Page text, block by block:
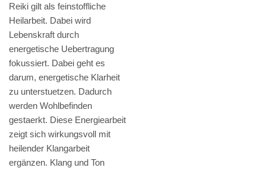
Reiki gilt als feinstoffliche
Heilarbeit. Dabei wird
Lebenskraft durch
energetische Uebertragung
fokussiert. Dabei geht es
darum, energetische Klarheit
zu unterstuetzen. Dadurch
werden Wohlbefinden
gestaerkt. Diese Energiearbeit
zeigt sich wirkungsvoll mit
heilender Klangarbeit
ergänzen. Klang und Ton